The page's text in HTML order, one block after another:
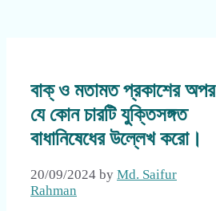
বাক্ ও মতামত প্রকাশের অপর
যে কোন চারটি যুক্তিসঙ্গত
বাধানিষেধের উল্লেখ করো।
20/09/2024 by Md. Saifur
Rahman